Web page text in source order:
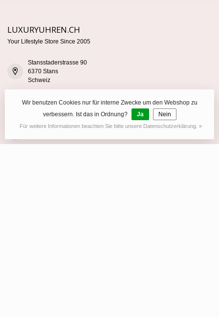
LUXURYUHREN.CH
Your Lifestyle Store Since 2005
Stansstaderstrasse 90
6370 Stans
Schweiz
+41 41 612 40 40
Wir benutzen Cookies nur für interne Zwecke um den Webshop zu
verbessern. Ist das in Ordnung?
Ja Nein
Für weitere Informationen beachten Sie bitte unsere Datenschutzerklärung. »